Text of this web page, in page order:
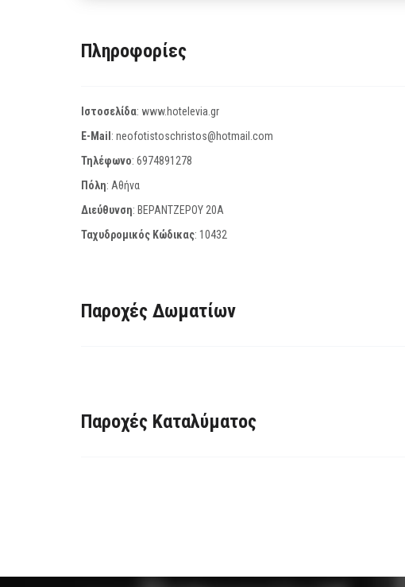
Πληροφορίες
Ιστοσελίδα: www.hotelevia.gr
E-Mail : neofotistoschristos@hotmail.com
Τηλέφωνο: 6974891278
Πόλη: Αθήνα
Διεύθυνση: ΒΕΡΑΝΤΖΕΡΟΥ 20Α
Ταχυδρομικός Κώδικας: 10432
Παροχές Δωματίων
Παροχές Καταλύματος